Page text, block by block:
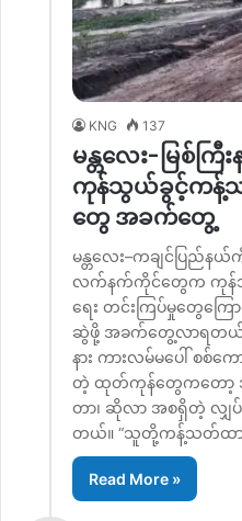
KNG 137
မန္တလေး-မြစ်ကြီး
ကုန်သွယ်ခွင့်ကန့်သ
တွေ အခက်တွေ့
မန္တလေး–ကချင်ပြည်န
လက်နက်ကိုင်တွေက ကုန်
ရေး တင်းကြပ်မှုတွေကြော
ဆွဲဖို့ အခက်တွေ့လာရတယ်လို့
နား ကားလမ်မပေါ် စ
တဲ့ ထုတ်ကုန်တွေကတော့ အိ
တာ၊ ဆိုလာ အစရှိတဲ့ လျှပ်
တယ်။ “သူတို့ကန့်သတ်ထား
Read More »